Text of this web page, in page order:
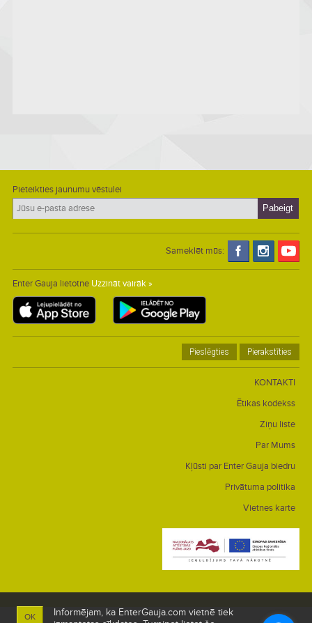
Pieteikties jaunumu vēstulei
Sameklēt mūs:
Enter Gauja lietotne Uzzināt vairāk »
Pieslēgties Pierakstīties
KONTAKTI
Ētikas kodekss
Ziņu liste
Par Mums
Kļūsti par Enter Gauja biedru
Privātuma politika
Vietnes karte
OK
Informējam, ka EnterGauja.com vietnē tiek